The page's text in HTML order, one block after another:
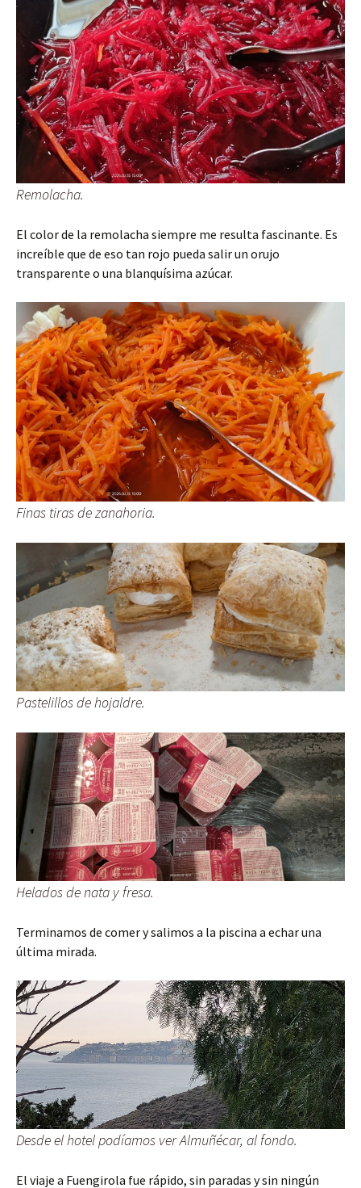
Remolacha.
El color de la remolacha siempre me resulta fascinante. Es
increíble que de eso tan rojo pueda salir un orujo
transparente o una blanquísima azúcar.
Finas tiras de zanahoria.
Pastelillos de hojaldre.
Helados de nata y fresa.
Terminamos de comer y salimos a la piscina a echar una
última mirada.
Desde el hotel podíamos ver Almuñécar, al fondo.
El viaje a Fuengirola fue rápido, sin paradas y sin ningún